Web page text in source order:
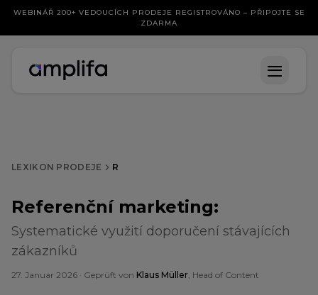
WEBINÁŘ 200+ VEDOUCÍCH PRODEJE REGISTROVÁNO – PŘIPOJTE SE
ZDARMA
LEXIKON PRODEJE R
Referenční marketing:
Systematické využití doporučení stávajících
zákazníků
27. Januar 2026 · Geprüft von Klaus Müller, Head of Content